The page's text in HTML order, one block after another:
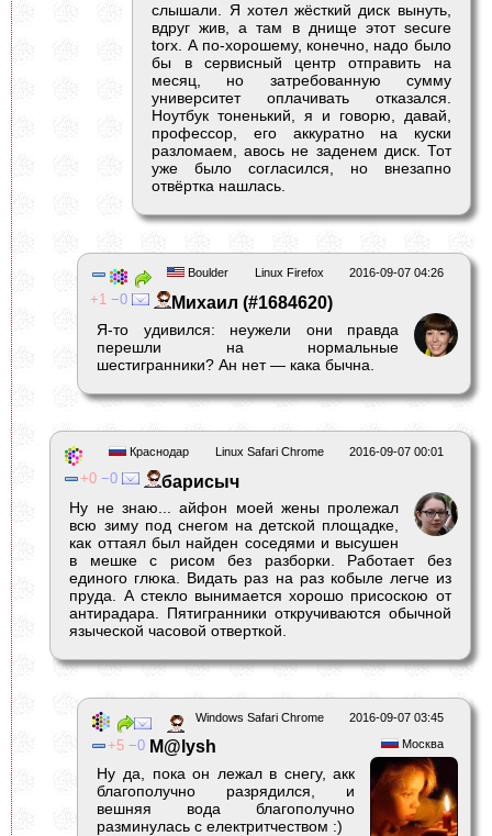
слышали. Я хотел жёсткий диск вынуть,
вдруг жив, а там в днище этот secure
torx. А по-хорошему, конечно, надо было
бы в сервисный центр отправить на
месяц, но затребованную сумму
университет оплачивать отказался.
Ноутбук тоненький, я и говорю, давай,
профессор, его аккуратно на куски
разломаем, авось не заденем диск. Тот
уже было согласился, но внезапно
отвёртка нашлась.
2016-09-07 04:26
Linux Firefox
Boulder
1 0 Михаил (#1684620)
Я-то удивился: неужели они правда
перешли на нормальные
шестигранники? Ан нет — кака бычна.
2016-09-07 00:01
Linux Safari Chrome
Краснодар
0 0 барисыч
Ну не знаю... айфон моей жены пролежал
всю зиму под снегом на детской площадке,
как оттаял был найден соседями и высушен
в мешке с рисом без разборки. Работает без
единого глюка. Видать раз на раз кобыле легче из
пруда. А стекло вынимается хорошо присоскою от
антирадара. Пятигранники откручиваются обычной
языческой часовой отверткой.
2016-09-07 03:45
Windows Safari Chrome
Москва
5 0 M@lysh
Ну да, пока он лежал в снегу, акк
благополучно разрядился, и
вешняя вода благополучно
разминулась с електритчеством :)